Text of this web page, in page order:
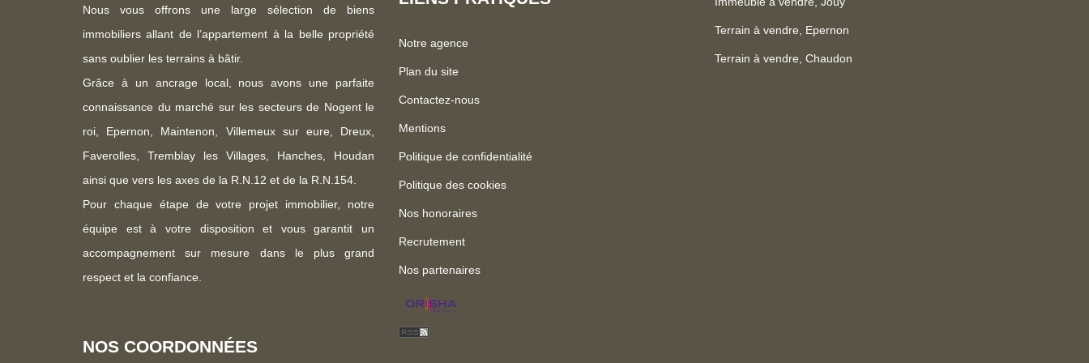
Nous vous offrons une large sélection de biens
immobiliers allant de l’appartement à la belle propriété
sans oublier les terrains à bâtir.
Grâce à un ancrage local, nous avons une parfaite
connaissance du marché sur les secteurs de Nogent le
roi, Epernon, Maintenon, Villemeux sur eure, Dreux,
Faverolles, Tremblay les Villages, Hanches, Houdan
ainsi que vers les axes de la R.N.12 et de la R.N.154.
Pour chaque étape de votre projet immobilier, notre
équipe est à votre disposition et vous garantit un
accompagnement sur mesure dans le plus grand
respect et la confiance.
NOS COORDONNÉES
Notre agence
Plan du site
Contactez-nous
Mentions
Politique de confidentialité
Politique des cookies
Nos honoraires
Recrutement
Nos partenaires
Terrain à vendre, Epernon
Terrain à vendre, Chaudon